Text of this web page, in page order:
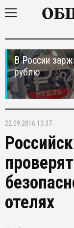
В России
рублю
22.09.2016 13:37
отелях